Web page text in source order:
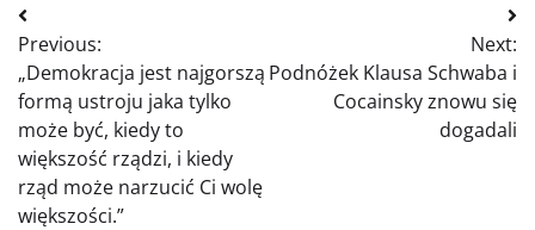
Nawigacja
wpisu
Previous:
„Demokracja jest najgorszą
formą ustroju jaka tylko
może być, kiedy to
większość rządzi, i kiedy
rząd może narzucić Ci wolę
większości.”
Next:
Podnóżek Klausa Schwaba i
Cocainsky znowu się
dogadali